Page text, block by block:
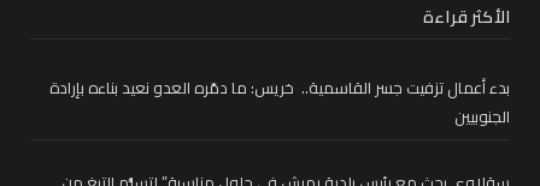
الأكثر قراءة
بدء أعمال تزفيت جسر القاسمية.. خريس: ما دمّره العدو نعيد بناءه بإرادة
الجنوبيين